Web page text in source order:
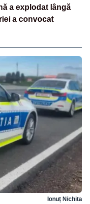
a explodat lângă
a convocat
Ionuț Nichita